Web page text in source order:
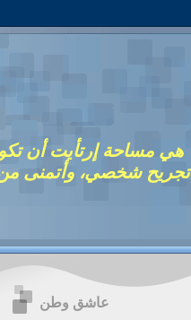
هي مساحة إرتأيت أن
تجريح شخصي، وأتمنى من
عاشق وطن